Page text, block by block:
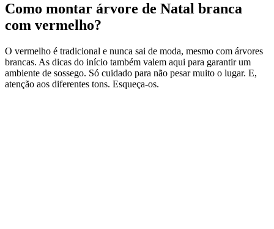
Como montar árvore de Natal branca
com vermelho?
O vermelho é tradicional e nunca sai de moda, mesmo com árvores
brancas. As dicas do início também valem aqui para garantir um
ambiente de sossego. Só cuidado para não pesar muito o lugar. E,
atenção aos diferentes tons. Esqueça-os.